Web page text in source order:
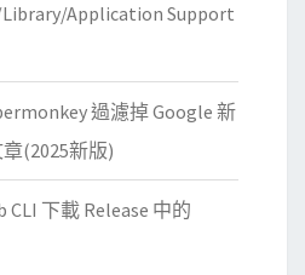
d
a
d
l
o
c
Library/Application Support
過濾掉 Google 新
(2025新版)
下載 Release 中的